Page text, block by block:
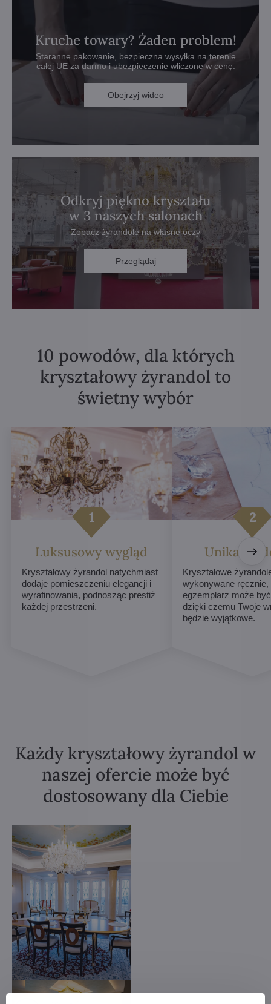
Kruche towary? Żaden problem!
Staranne pakowanie, bezpieczna wysyłka na terenie
całej UE za darmo i ubezpieczenie wliczone w cenę.
Obejrzyj wideo
Odkryj piękno kryształu
w 3 naszych salonach
Zobacz żyrandole na własne oczy
Przeglądaj
10 powodów, dla których
kryształowy żyrandol to
świetny wybór
Luksusowy wygląd
Kryształowy żyrandol natychmiast
dodaje pomieszczeniu elegancji i
wyrafinowania, podnosząc prestiż
każdej przestrzeni.
Unikalne
Kryształowe
wykonywane
egzemplarz może
dzięki czemu Twoje
będzie wyjątkowe.
Każdy kryształowy żyrandol w
naszej ofercie może być
dostosowany dla Ciebie